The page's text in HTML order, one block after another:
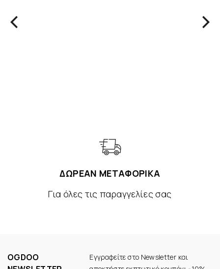
ΔΩΡΕΑΝ ΜΕΤΑΦΟΡΙΚΑ
Για όλες τις παραγγελίες σας
OGDOO
Εγγραφείτε στο Newsletter και